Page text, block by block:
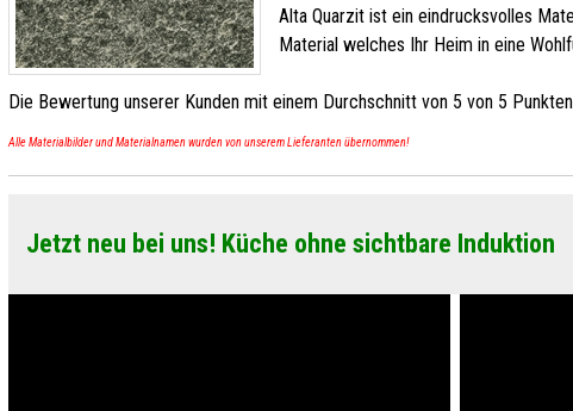
Alta Quarzit ist ein eindrucksvolles
Material welches Ihr Heim in eine
Die Bewertung unserer Kunden mit einem Durchschnitt von 5 von 5
Alle Materialbilder und Materialnamen wurden von unserem Lieferanten übernommen!
Jetzt neu bei uns! Küche ohne sichtbare Induktion